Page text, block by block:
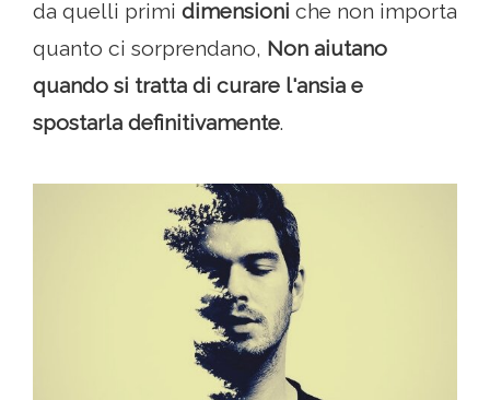
da quelli primi dimensioni che non importa
quanto ci sorprendano, Non aiutano
quando si tratta di curare l'ansia e
spostarla definitivamente.